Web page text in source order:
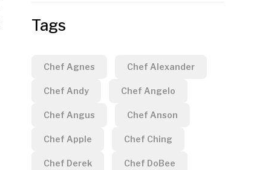
Tags
Chef Agnes Chef Alexander
Chef Andy Chef Angelo
Chef Angus Chef Anson
Chef Apple Chef Ching
Chef Derek Chef DoBee